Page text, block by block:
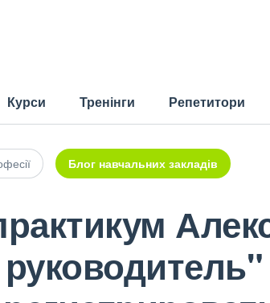
Курси Тренінги Репетитори
Блог навчальних закладів